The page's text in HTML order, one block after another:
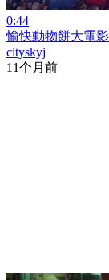
0:44
愉快動物餅大電
cityskyj
11个月前